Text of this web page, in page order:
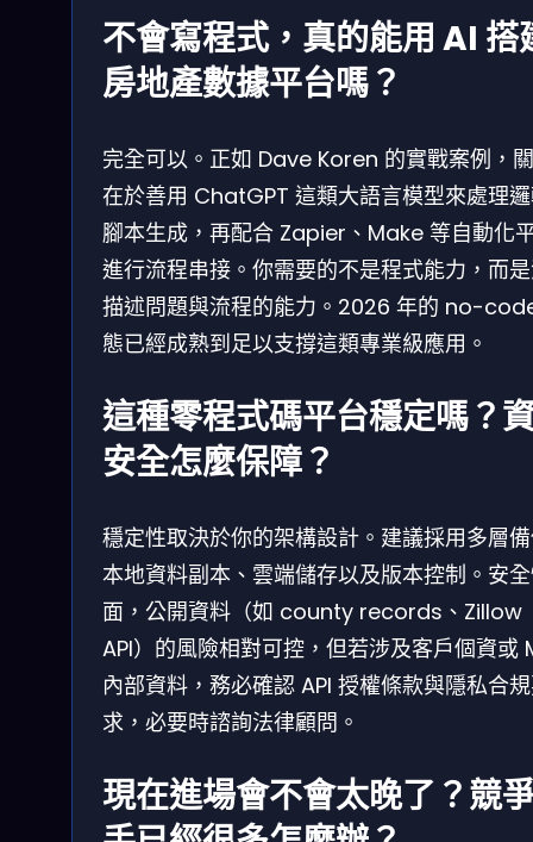
不會寫程式，真的能用 AI 搭
房地產數據平台嗎？
完全可以。正如 Dave Koren 的實戰案例，
在於善用 ChatGPT 這類大語言模型來處理
腳本生成，再配合 Zapier、Make 等自動化
進行流程串接。你需要的不是程式能力，而
描述問題與流程的能力。2026 年的 no-
態已經成熟到足以支撐這類專業級應用。
這種零程式碼平台穩定嗎？
安全怎麼保障？
穩定性取決於你的架構設計。建議採用多層
本地資料副本、雲端儲存以及版本控制。安
面，公開資料（如 county records、Zillow
API）的風險相對可控，但若涉及客戶個資或
內部資料，務必確認 API 授權條款與隱私合
求，必要時諮詢法律顧問。
現在進場會不會太晚了？競